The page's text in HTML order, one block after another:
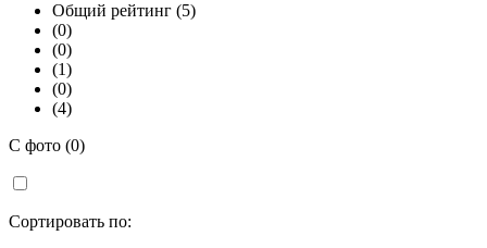
Общий рейтинг (5)
(0)
(0)
(1)
(0)
(4)
С фото (0)
Сортировать по: